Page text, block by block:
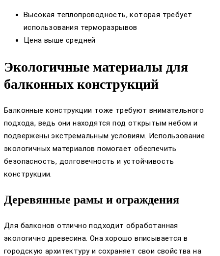
Высокая теплопроводность, которая требует
использования терморазрывов
Цена выше средней
Экологичные материалы для
балконных конструкций
Балконные конструкции тоже требуют внимательного
подхода, ведь они находятся под открытым небом и
подвержены экстремальным условиям. Использование
экологичных материалов помогает обеспечить
безопасность, долговечность и устойчивость
конструкции.
Деревянные рамы и ограждения
Для балконов отлично подходит обработанная
экологично древесина. Она хорошо вписывается в
городскую архитектуру и сохраняет свои свойства на